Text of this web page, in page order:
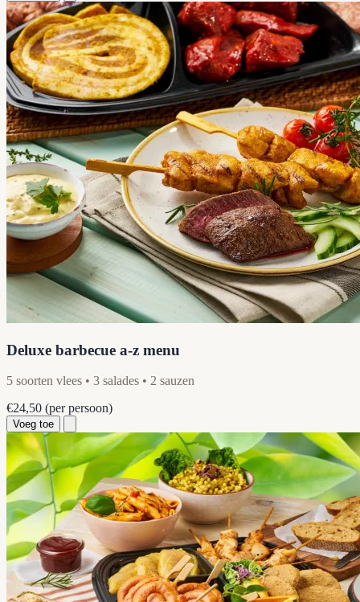
Deluxe barbecue a-z menu
5 soorten vlees • 3 salades • 2 sauzen
€24,50 (per persoon)
Voeg toe